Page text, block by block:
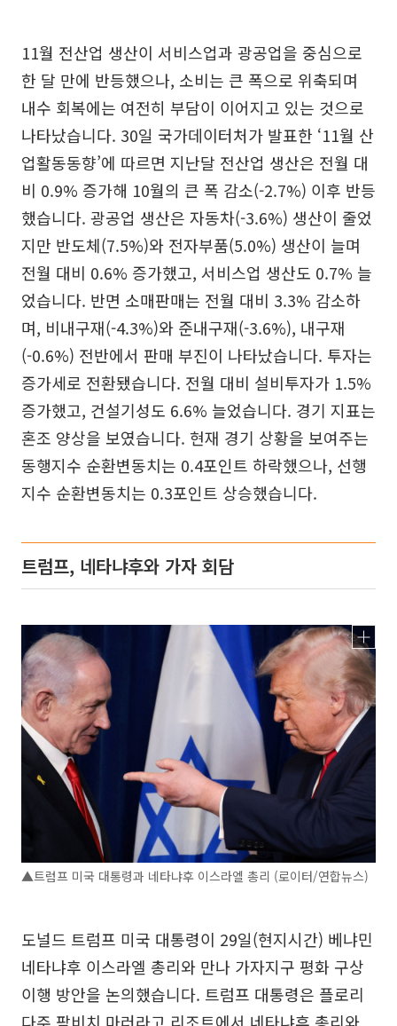
11월 전산업 생산이 서비스업과 광공업을 중심으로
한 달 만에 반등했으나, 소비는 큰 폭으로 위축되며
내수 회복에는 여전히 부담이 이어지고 있는 것으로
나타났습니다. 30일 국가데이터처가 발표한 ‘11월 산
업활동동향’에 따르면 지난달 전산업 생산은 전월 대
비 0.9% 증가해 10월의 큰 폭 감소(-2.7%) 이후 반등
했습니다. 광공업 생산은 자동차(-3.6%) 생산이 줄었
지만 반도체(7.5%)와 전자부품(5.0%) 생산이 늘며
전월 대비 0.6% 증가했고, 서비스업 생산도 0.7% 늘
었습니다. 반면 소매판매는 전월 대비 3.3% 감소하
며, 비내구재(-4.3%)와 준내구재(-3.6%), 내구재
(-0.6%) 전반에서 판매 부진이 나타났습니다. 투자는
증가세로 전환됐습니다. 전월 대비 설비투자가 1.5%
증가했고, 건설기성도 6.6% 늘었습니다. 경기 지표는
혼조 양상을 보였습니다. 현재 경기 상황을 보여주는
동행지수 순환변동치는 0.4포인트 하락했으나, 선행
지수 순환변동치는 0.3포인트 상승했습니다.
트럼프, 네타냐후와 가자 회담
▲트럼프 미국 대통령과 네타냐후 이스라엘 총리 (로이터/연합뉴스)
도널드 트럼프 미국 대통령이 29일(현지시간) 베냐민
네타냐후 이스라엘 총리와 만나 가자지구 평화 구상
이행 방안을 논의했습니다. 트럼프 대통령은 플로리
다주 팜비치 마러라고 리조트에서 네타냐후 총리와